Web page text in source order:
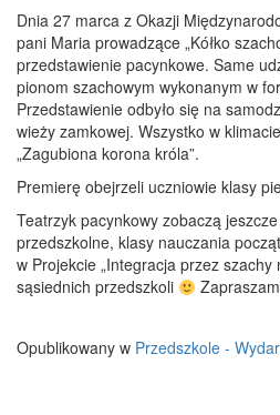
Dnia 27 marca z Okazji
pani Maria prowadzące „Kółko
przedstawienie pacynkowe. Same
pionom szachowym wykonanym w
Przedstawienie odbyło się na
wieży zamkowej. Wszystko w
„Zagubiona korona króla”.
Premierę obejrzeli uczniowie klasy
Teatrzyk pacynkowy zobaczą
przedszkolne, klasy nauczania
w Projekcie „Integracja przez szachy
sąsiednich przedszkoli
Opublikowany w Przedszkole -